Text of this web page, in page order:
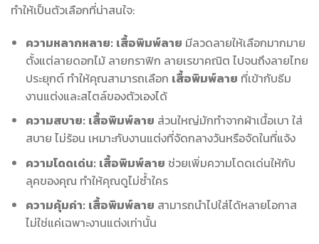
ทำให้เป็นตัวเลือกที่น่าสนใจ:
ความหลากหลาย: เสื้อพิมพ์ลาย มีลวดลายให้เลือกมากมาย
ตั้งแต่ลายดอกไม้ ลายกราฟิก ลายเรขาคณิต ไปจนถึงลายไทย
ประยุกต์ ทำให้คุณสามารถเลือก เสื้อพิมพ์ลาย ที่เข้ากับธีม
งานแต่งและสไตล์ของตัวเองได้
ความสบาย: เสื้อพิมพ์ลาย ส่วนใหญ่มักทำจากผ้าเนื้อเบา ใส่
สบาย ไม่ร้อน เหมาะกับงานแต่งที่จัดกลางวันหรือจัดในที่แจ้ง
ความโดดเด่น: เสื้อพิมพ์ลาย ช่วยเพิ่มความโดดเด่นให้กับ
ลุคของคุณ ทำให้คุณดูไม่ซ้ำใคร
ความคุ้มค่า: เสื้อพิมพ์ลาย สามารถนำไปใส่ได้หลายโอกาส
ไม่ใช่แค่เฉพาะงานแต่งเท่านั้น